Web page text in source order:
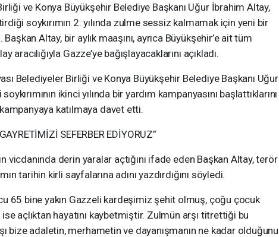
ve Konya Büyükşehir Belediye Başkanı Uğur İbrahim Altay,
soykırımın 2. yılında zulme sessiz kalmamak için yeni bir
Başkan Altay, bir aylık maaşını, ayrıca Büyükşehir’e ait tüm
aracılığıyla Gazze’ye bağışlayacaklarını açıkladı.
Belediyeler Birliği ve Konya Büyükşehir Belediye Başkanı Uğur
ikinci yılında bir yardım kampanyasını başlattıklarını
katılmaya davet etti.
SEFERBER EDİYORUZ”
vicdanında derin yaralar açtığını ifade eden Başkan Altay, terör
tarihin kirli sayfalarına adını yazdırdığını söyledi.
65 bine yakın Gazzeli kardeşimiz şehit olmuş, çoğu çocuk
açlıktan hayatını kaybetmiştir. Zulmün arşı titrettiği bu
bize adaletin, merhametin ve dayanışmanın ne kadar olduğunu